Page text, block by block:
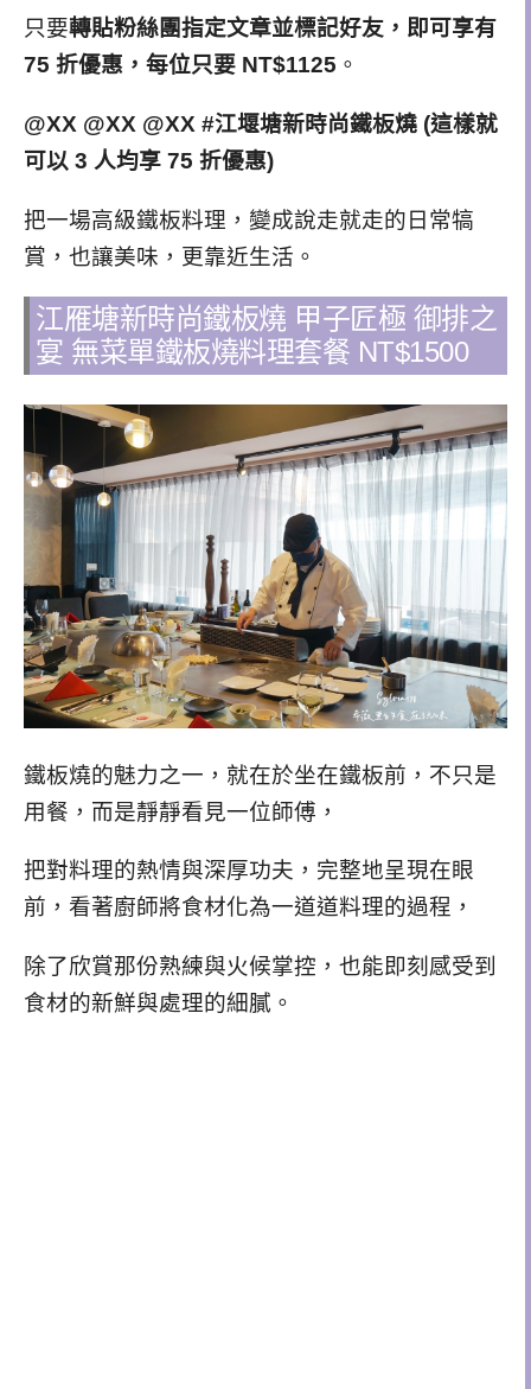
只要轉貼粉絲團指定文章並標記好友，即可享有
75 折優惠，每位只要 NT$1125 。
@XX @XX @XX #江堰塘新時尚鐵板燒 (這樣就
可以 3 人均享 75 折優惠)
把一場高級鐵板料理，變成說走就走的日常犒
賞，也讓美味，更靠近生活。
江雁塘新時尚鐵板燒 甲子匠極 御排之
宴 無菜單鐵板燒料理套餐 NT$1500
鐵板燒的魅力之一，就在於坐在鐵板前，不只是
用餐， 而是靜靜看見一位師傅，
把對料理的熱情與深厚功夫，完整地呈現在眼
前，看著廚師將食材化為一道道料理的過程，
除了欣賞那份熟練與火候掌控，也能即刻感受到
食材的新鮮與處理的細膩。